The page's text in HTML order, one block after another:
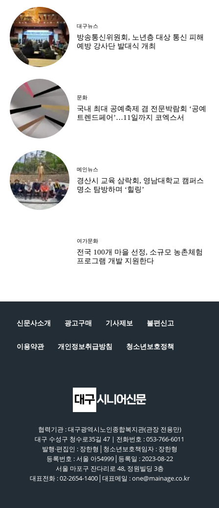
대구뉴스
방송통신위원회, 노년층 대상 통신 피해
예방 강사단 발대식 개최
문화
국내 최대 공예축제 겸 전문박람회 ‘공예
트렌드페어’…11일까지 코엑스서
메인뉴스
경산시 교육 삼락회, 영남대학교 캠퍼스
명소 탐방하며 ‘힐링’
여가문화
전국 100개 마을 선정, 소규모 농촌체험
프로그램 개발 지원한다
신문사소개 광고구매 기사제보 불편신고
이용약관 개인정보취급방침 청소년보호정책
협력기관 : 대구광역시노인종합복지관(관장 전용만)
대구 수성구 청수로35길 47 | 전화번호 : 053-766-6011
발행·편집인 : 장한형│청소년보호책임자 : 장한형
등록번호 : 서울 아54999│등록일 : 2023-08-22
서울 마포구 잔다리로 48, 정원빌딩 3층
대표전화 : 02-2654-1400│대표메일 : one@mainage.co.kr